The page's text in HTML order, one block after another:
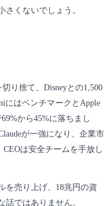
さくないでしょう。
り捨て、Disneyとの1,500
にはベンチマークとApple
から45%に落ちまし
が一強になり、企業市
は安全チームを手放し
を売り上げ、18兆円の資
ではありません。